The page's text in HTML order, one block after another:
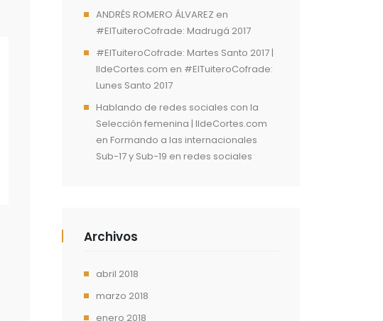
ANDRÉS ROMERO ÁLVAREZ en
#ElTuiteroCofrade: Madrugá 2017
#ElTuiteroCofrade: Martes Santo 2017 |
IldeCortes.com en #ElTuiteroCofrade:
Lunes Santo 2017
Hablando de redes sociales con la
Selección femenina | IldeCortes.com
en Formando a las internacionales
Sub-17 y Sub-19 en redes sociales
Archivos
abril 2018
marzo 2018
enero 2018